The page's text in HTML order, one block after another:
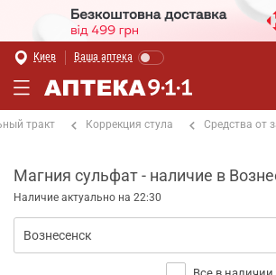
Киев Ваша аптека
тракт Коррекция стула Средства от
Магния сульфат - наличие в
Наличие актуально на 22:30
Все в наличии